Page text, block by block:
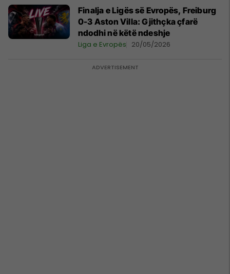
Finalja e Ligës së Evropës, Freiburg
0-3 Aston Villa: Gjithçka çfarë
ndodhi në këtë ndeshje
Liga e Evropës 20/05/2026